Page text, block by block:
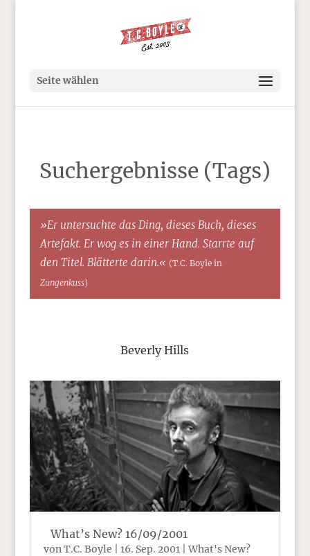
Seite wählen
Suchergebnisse (Tags)
»Er untersuchte das Ding, dieses Buch, dieses
Artefakt. Er wog es in einer Hand. Starrte auf
den Titel. Blätterte darin.« (T.C. Boyle in
Zungenkuss)
Beverly Hills
What’s New? 16/09/2001
vonT.C. Boyle 16. Sep. 2001|What's New?